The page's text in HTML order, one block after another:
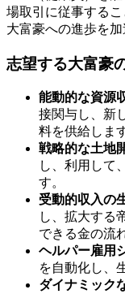
場取引に従事する
大富豪への進歩を加
志望する大富豪
能動的な資源
接関与し、新
料を供給しま
戦略的な土地
し、利用して
す。
受動的収入の
し、拡大する
できる金の流
ヘルパー雇用
を自動化し、
ダイナミック